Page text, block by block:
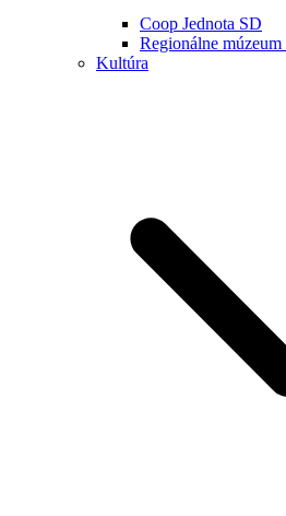
Coop Jednota SD
Regionálne
Kultúra